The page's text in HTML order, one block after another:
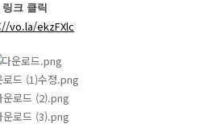
링크 클릭
vo.la/ekzFXlc